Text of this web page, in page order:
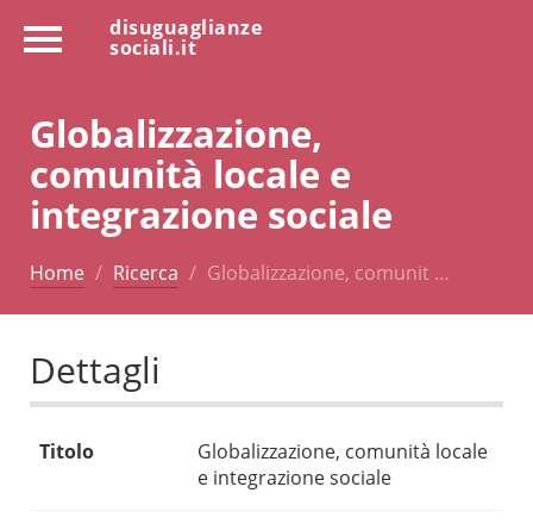
disuguaglianze
sociali.it
Globalizzazione,
comunità locale e
integrazione sociale
Home Ricerca Globalizzazione, comunit …
Dettagli
Titolo
Globalizzazione, comunità locale
e integrazione sociale